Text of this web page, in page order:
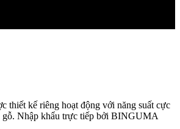
thiết kế riêng hoạt động với năng suất cực
gỗ. Nhập khẩu trực tiếp bởi BINGUMA